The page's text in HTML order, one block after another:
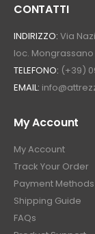
CONTATTI
INDIRIZZO: Via
loc. Mongrassano
TELEFONO: (+39)
EMAIL:
My Account
My Account
Track Your Order
Payment Methods
Shipping Guide
FAQs